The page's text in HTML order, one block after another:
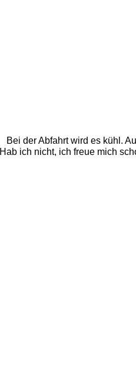
Bei der Abfahrt wird es kühl.
Hab ich nicht, ich freue mich